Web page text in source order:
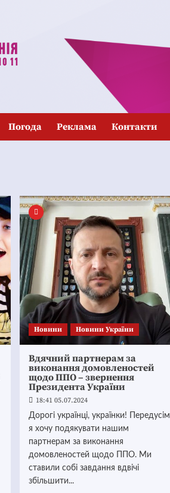
Погода Реклама Контакти
Новини Новини України
Вдячний партнерам за
виконання домовленостей
щодо ППО – звернення
Президента України
18:41 05.07.2024
Дорогі українці, українки! Передусім
я хочу подякувати нашим
партнерам за виконання
домовленостей щодо ППО. Ми
ставили собі завдання вдвічі
збільшити...